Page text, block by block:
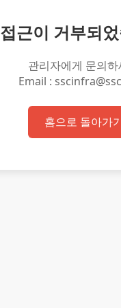
접근이 거부되
관리자에게 문의하
Email :
홈으로 돌아가